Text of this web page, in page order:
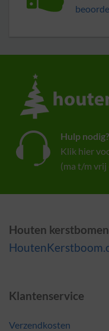
Hulp nodig?
Klik hier
(ma t/m
Houten kerstbomen
Klantenservice
Verzendkosten